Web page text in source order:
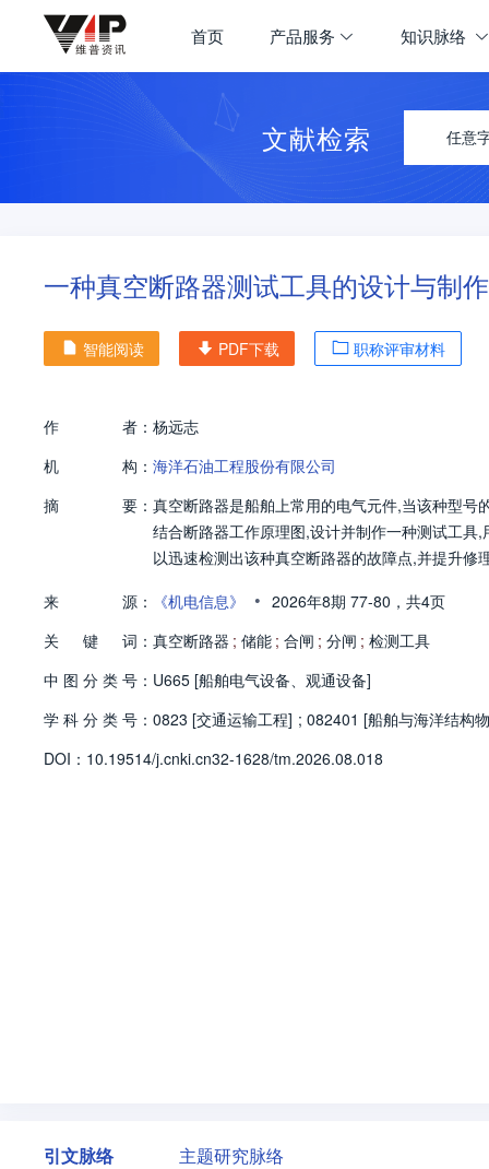
首页 产品服务 知识脉络
文献检索 任意
一种真空断路器测试工具的设计与制作
智能阅读 PDF下载 职称评审材料
作 者： 杨远志
机
构： 海洋石油工程股份有限公司
摘
要： 真空断路器是船舶上常用的电气元件,当该种型
结合断路器工作原理图,设计并制作一种测试工
以迅速检测出该种真空断路器的故障点,并提升修
来
源： 《机电信息》 • 2026年8期 77-80， 共4页
关
键 词： 真空断路器 ; 储能 ; 合闸 ; 分闸 ; 检测工具
中 图 分 类 号： U665 [船舶电气设备、观通设备]
学 科 分 类 号： 0823 [交通运输工程] ; 082401 [船舶与海洋结构
DOI： 10.19514/j.cnki.cn32-1628/tm.2026.08.018
引文脉络 主题研究脉络